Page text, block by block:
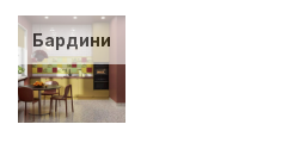
Бардини